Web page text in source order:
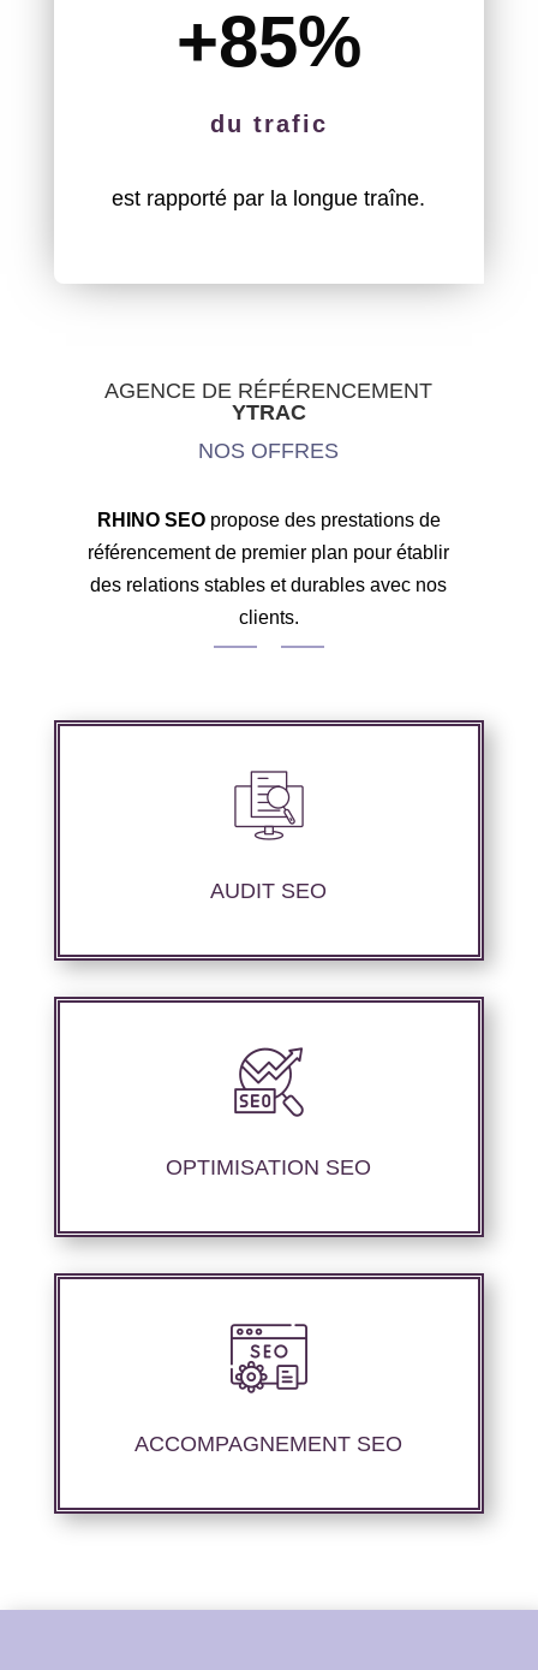
+85%
du trafic
est rapporté par la longue traîne.
AGENCE DE RÉFÉRENCEMENT
YTRAC
NOS OFFRES
RHINO SEOpropose des prestations de
référencement de premier plan pour établir
des relations stables et durables avec nos
clients.
AUDIT SEO
Audit complet de votre site web à travers les
mots clés pertinents, les principaux
OPTIMISATION SEO
Notre agence SEO propose des services
d’optimisation technique de site web,
les performances de référencement.
ACCOMPAGNEMENT SEO
Nous offrons un suivi et un rapport de
positionnement détaillé pour vous aider à
nous avons mise en place.